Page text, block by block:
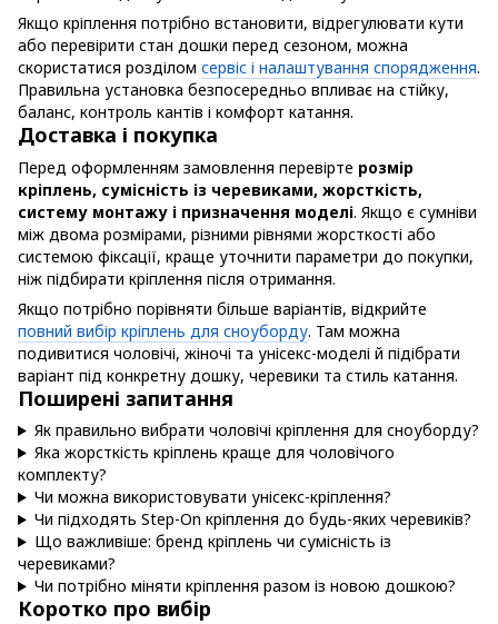
Якщо кріплення потрібно встановити, відрегулювати кути
або перевірити стан дошки перед сезоном, можна
скористатися розділом сервіс і налаштування спорядження.
Правильна установка безпосередньо впливає на стійку,
баланс, контроль кантів і комфорт катання.
Доставка і покупка
Перед оформленням замовлення перевірте розмір
кріплень, сумісність із черевиками, жорсткість,
систему монтажу і призначення моделі. Якщо є сумніви
між двома розмірами, різними рівнями жорсткості або
системою фіксації, краще уточнити параметри до покупки,
ніж підбирати кріплення після отримання.
Якщо потрібно порівняти більше варіантів, відкрийте
повний вибір кріплень для сноуборду. Там можна
подивитися чоловічі, жіночі та унісекс-моделі й підібрати
варіант під конкретну дошку, черевики та стиль катання.
Поширені запитання
Як правильно вибрати чоловічі кріплення для сноуборду?
Яка жорсткість кріплень краще для чоловічого
комплекту?
Чи можна використовувати унісекс-кріплення?
Чи підходять Step-On кріплення до будь-яких черевиків?
Що важливіше: бренд кріплень чи сумісність із
черевиками?
Чи потрібно міняти кріплення разом із новою дошкою?
Коротко про вибір